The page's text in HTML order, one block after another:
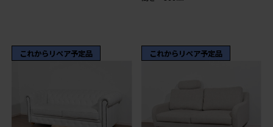
これからリペア予定品 これからリペア予定品